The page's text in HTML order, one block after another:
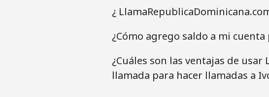
¿
¿Cómo agrego saldo a mi
¿Cuáles son las ventajas de
llamada para hacer llamadas a